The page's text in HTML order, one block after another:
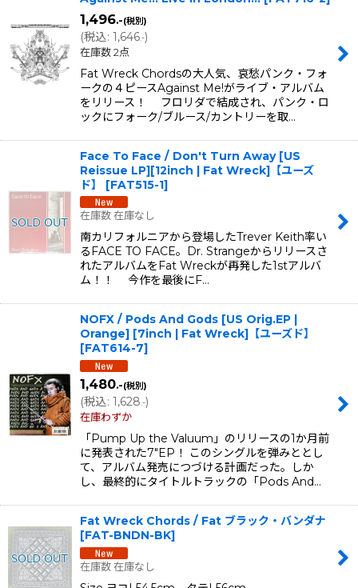
1,496.-(税別)
(税込: 1,646.-)
在庫数 2点
Fat Wreck Chordsの大人気、哀愁パンク・フォ
ークの４ピースAgainst Me!がライブ・アルバム
をリリース！ フロリダで結成され、パンク・ロ
ックにフォーク/ブルース/カントリーを取…
Face To Face / Don't Turn Away [US
Reissue LP][12inch | Fat Wreck]【ユーズ
ド】
[FAT515-1]
在庫数 在庫なし
南カリフォルニアから登場したTrever Keith率い
るFACE TO FACE。Dr. Strangeからリリースさ
れたアルバムをFat Wreckが再発した1stアルバ
ム！！ 今作を最後にF…
NOFX / Pods And Gods [US Orig.EP |
Orange] [7inch | Fat Wreck]【ユーズド】
[FAT614-7]
1,480.-(税別)
(税込: 1,628.-)
在庫わずか
「Pump Up the Valuum」のリリースの1か月前
に発表された7"EP！ このシングルを弾みととし
て、アルバム発売につづける計画だった。しか
し、最終的にタイトルトラックの「Pods And…
Fat Wreck Chords / Fat ブラック・バンダナ
[FAT-BNDN-BK]
在庫数 在庫なし